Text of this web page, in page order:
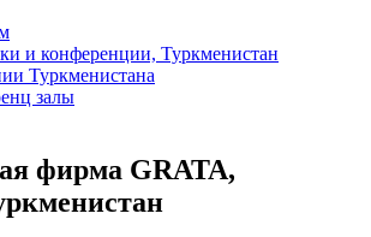
и конференции, Туркменистан
Туркменистана
залы
фирма GRATA,